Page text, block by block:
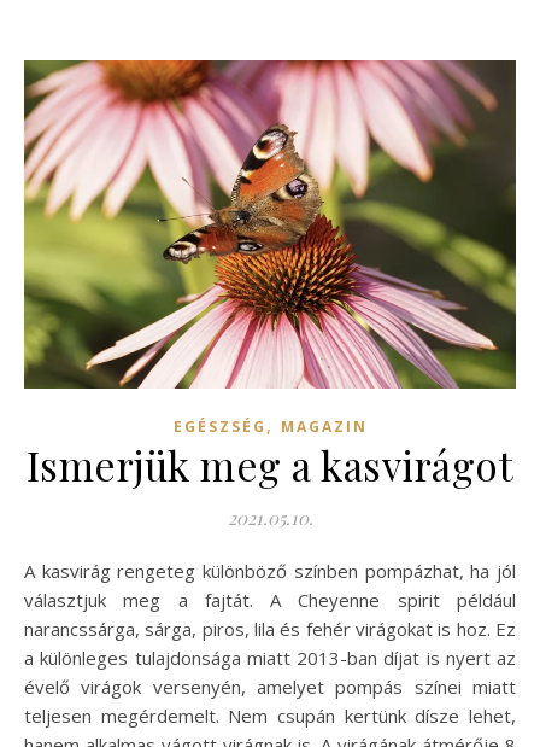
EGÉSZSÉG , MAGAZIN
Ismerjük meg a kasvirágot
2021.05.10.
A kasvirág rengeteg különböző színben pompázhat, ha jól
választjuk meg a fajtát. A Cheyenne spirit például
narancssárga, sárga, piros, lila és fehér virágokat is hoz. Ez
a különleges tulajdonsága miatt 2013-ban díjat is nyert az
évelő virágok versenyén, amelyet pompás színei miatt
teljesen megérdemelt. Nem csupán kertünk dísze lehet,